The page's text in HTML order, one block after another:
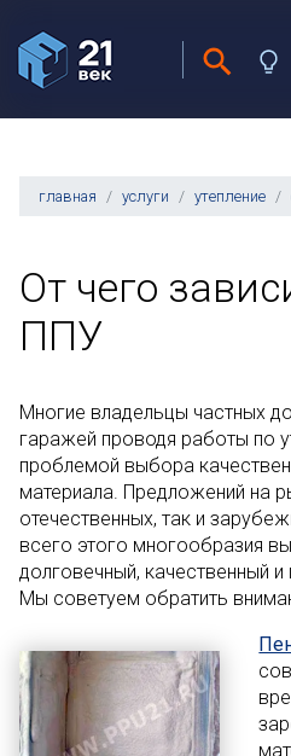
главная услуги утепление
От чего
ППУ
Многие владельцы частных
гаражей проводя работы по
проблемой выбора
материала. Предложений на
отечественных, так и
всего этого многообразия
долговечный, качественный
Мы советуем обратить